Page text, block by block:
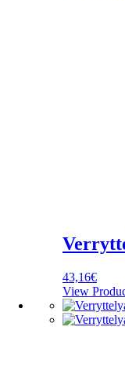
43,16€
View